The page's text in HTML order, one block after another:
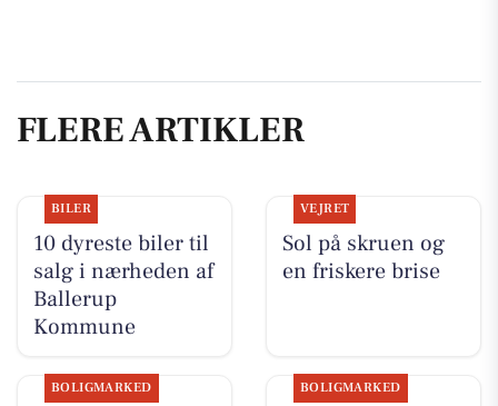
FLERE ARTIKLER
BILER
10 dyreste biler til
salg i nærheden af
Ballerup
Kommune
VEJRET
Sol på skruen og
en friskere brise
BOLIGMARKED BOLIGMARKED